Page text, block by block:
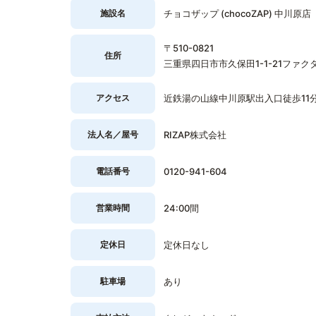
施設名 チョコザップ (chocoZAP) 中川原店
住所
〒510-0821
三重県四日市市久保田1-1-21ファク
アクセス 近鉄湯の山線中川原駅出入口徒歩11
法人名／屋号 RIZAP株式会社
電話番号 0120-941-604
営業時間 24:00間
定休日 定休日なし
駐車場 あり